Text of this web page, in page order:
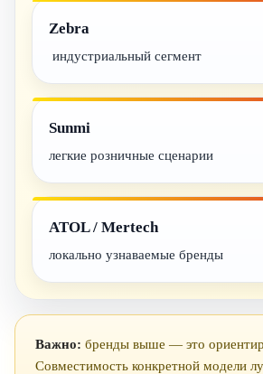
Zebra
индустриальный сегмент
Sunmi
легкие розничные сценарии
ATOL / Mertech
локально узнаваемые бренды
Важно: бренды выше — это
Совместимость конкретной модели